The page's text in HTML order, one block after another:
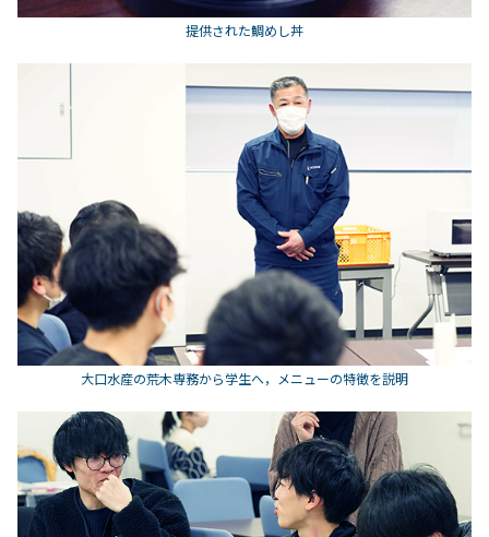
提供された鯛めし丼
大口水産の荒木専務から学生へ，メニューの特徴を説明